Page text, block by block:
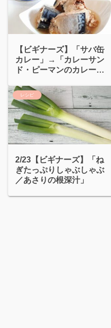
【ビギナーズ】「サバ缶
カレー」→「カレーサン
ド・ピーマンのカレー和
レシピ
2/23【ビギナーズ】「ね
ぎたっぷりしゃぶしゃぶ
／あさりの根深汁」